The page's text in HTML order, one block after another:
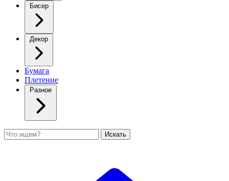
Бисер
Декор
Бумага
Плетение
Разное
Поиск Искать